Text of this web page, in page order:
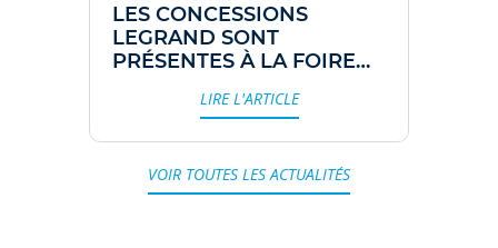
LES CONCESSIONS
LEGRAND SONT
PRÉSENTES À LA FOIRE
SEPTEMBRE 2024
LIRE L'ARTICLE
VOIR TOUTES LES ACTUALITÉS